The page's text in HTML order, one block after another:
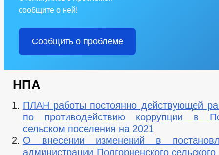
сообщите о ней!
Сообщить о проблеме
НПА
ПЛАН работы постоянно действующей
по противодействию коррупции в
сельском поселения на 2021
О внесении изменений в
администрации Подгорненского